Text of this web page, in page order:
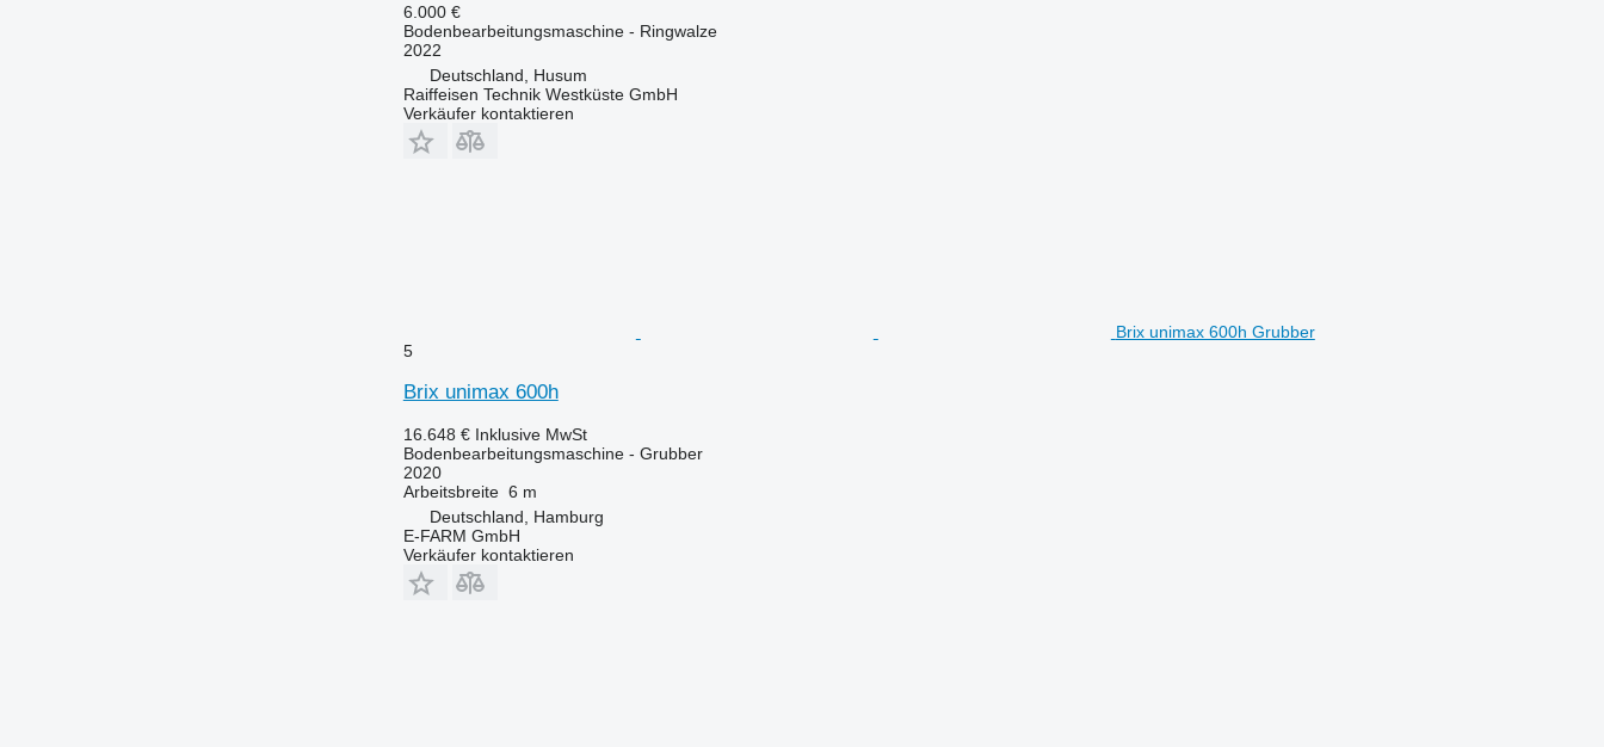
6.000 €
Bodenbearbeitungsmaschine - Ringwalze
2022
Deutschland, Husum
Raiffeisen Technik Westküste GmbH
Verkäufer kontaktieren
Brix unimax 600h Grubber
5
Brix unimax 600h
16.648 € Inklusive MwSt
Bodenbearbeitungsmaschine - Grubber
2020
Arbeitsbreite 6 m
Deutschland, Hamburg
E-FARM GmbH
Verkäufer kontaktieren